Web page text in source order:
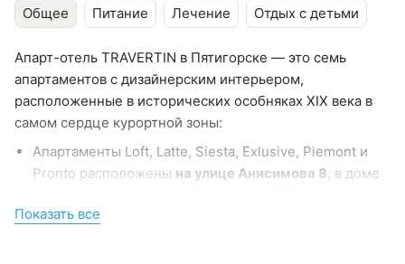
Общее Питание Лечение Отдых с детьми
Апарт-отель TRAVERTIN в Пятигорске — это семь
апартаментов с дизайнерским интерьером,
расположенные в исторических особняках XIX века в
самом сердце курортной зоны:
Апартаменты Loft, Latte, Siesta, Exlusive, Piemont и
Pronto расположены на улице Анисимова 8, в доме
постройки. В 3 минутах прогулки находятся парк
Показать все